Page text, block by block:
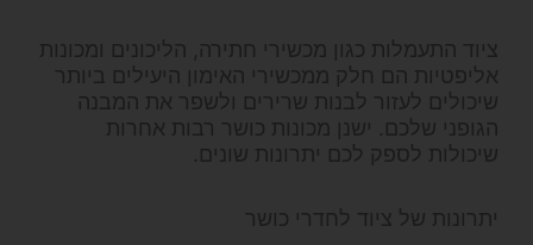
ציוד התעמלות כגון מכשירי חתירה, הליכונים ומכונות
אליפטיות הם חלק ממכשירי האימון היעילים ביותר
שיכולים לעזור לבנות שרירים ולשפר את המבנה
הגופני שלכם. ישנן מכונות כושר רבות אחרות
שיכולות לספק לכם יתרונות שונים.
יתרונות של ציוד לחדרי כושר